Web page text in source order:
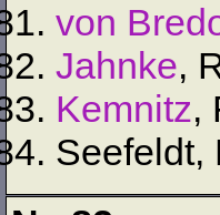
von
Jahnke,
Kemnitz,
Seefeldt,